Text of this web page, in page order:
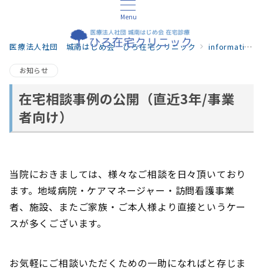
Menu
医療法人社団 城南はじめ会 ひろ在宅クリニック information
お知らせ
在宅相談事例の公開（直近3年/事業
者向け）
当院におきましては、様々なご相談を日々頂いており
ます。地域病院・ケアマネージャー・訪問看護事業
者、施設、またご家族・ご本人様より直接というケー
スが多くございます。
お気軽にご相談いただくための一助になればと存じま